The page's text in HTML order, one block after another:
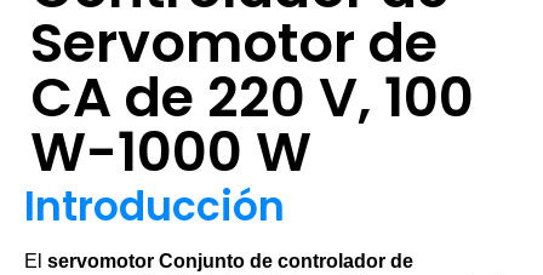
Servomotor de
CA de 220 V, 100
W-1000 W
Introducción
El servomotor Conjunto de controlador de